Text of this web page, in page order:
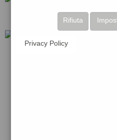
api
Rifiuta
Privacy Policy